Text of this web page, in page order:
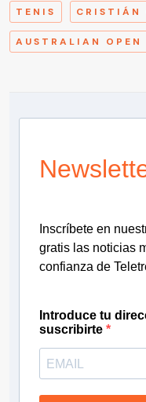
TENIS CRISTIÁN
AUSTRALIAN OPEN
Inscríbete en
gratis las noticias
confianza de
Introduce tu
suscribirte